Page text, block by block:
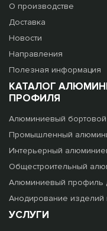
О производстве
Доставка
Новости
Направления
Полезная информация
КАТАЛОГ
ПРОФИЛЯ
Алюминиевый
Промышленный
Интерьерный
Общестроительный
Алюминиевый профиль
Анодирование изделий
УСЛУГИ